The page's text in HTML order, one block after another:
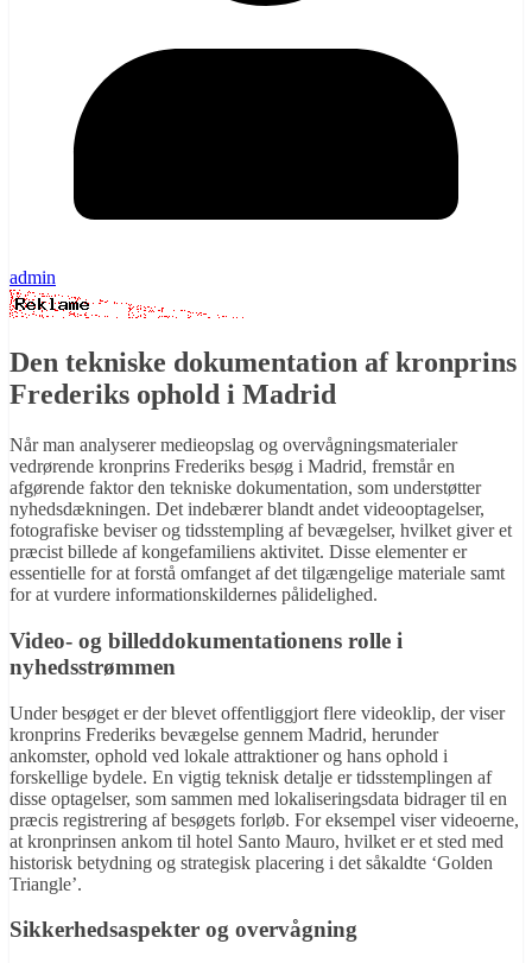
admin
Den tekniske dokumentation af kronprins
Frederiks ophold i Madrid
Når man analyserer medieopslag og overvågningsmaterialer
vedrørende kronprins Frederiks besøg i Madrid, fremstår en
afgørende faktor den tekniske dokumentation, som understøtter
nyhedsdækningen. Det indebærer blandt andet videooptagelser,
fotografiske beviser og tidsstempling af bevægelser, hvilket giver et
præcist billede af kongefamiliens aktivitet. Disse elementer er
essentielle for at forstå omfanget af det tilgængelige materiale samt
for at vurdere informationskildernes pålidelighed.
Video- og billeddokumentationens rolle i
nyhedsstrømmen
Under besøget er der blevet offentliggjort flere videoklip, der viser
kronprins Frederiks bevægelse gennem Madrid, herunder
ankomster, ophold ved lokale attraktioner og hans ophold i
forskellige bydele. En vigtig teknisk detalje er tidsstemplingen af
disse optagelser, som sammen med lokaliseringsdata bidrager til en
præcis registrering af besøgets forløb. For eksempel viser videoerne,
at kronprinsen ankom til hotel Santo Mauro, hvilket er et sted med
historisk betydning og strategisk placering i det såkaldte ‘Golden
Triangle’.
Sikkerhedsaspekter og overvågning